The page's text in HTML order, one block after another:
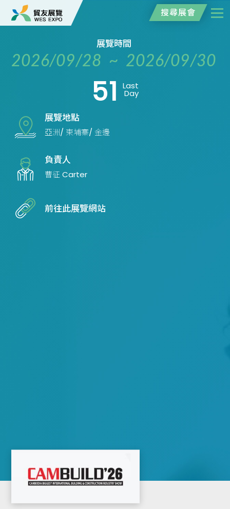
搜尋展會
展覽時間
2026/09/28 ~ 2026/09/30
51 Last
Day
展覽地點
亞洲/ 柬埔寨/ 金邊
負責人
曹征 Carter
前往此展覽網站